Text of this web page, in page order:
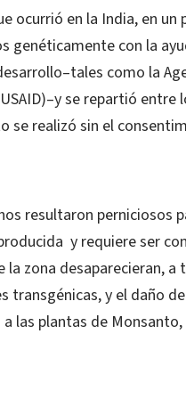
ocurrió en la India, en un
con la
como la
se repartió entre
se realizó sin el
resultaron perniciosos
y requiere ser
zona desaparecieran, a
transgénicas, y el daño
las plantas de